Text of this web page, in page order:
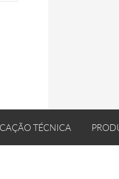
TÉCNICA